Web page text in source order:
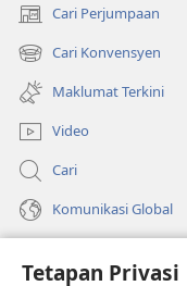
Tetapan Privasi
Cari Perjumpaan
(membuka
tetingkap
baharu)
Cari Konvensyen
(membuka
tetingkap
baharu)
Maklumat Terkini
Video
Cari
Komunikasi Global